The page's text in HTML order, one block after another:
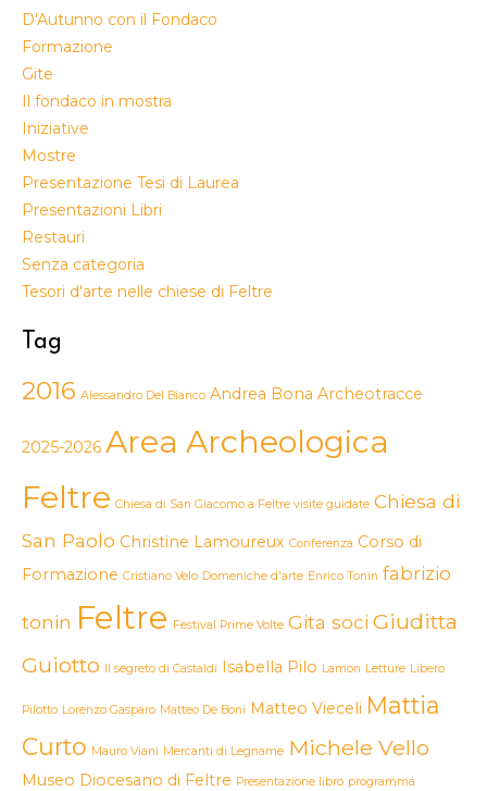
D'Autunno con il Fondaco
Formazione
Gite
Il fondaco in mostra
Iniziative
Mostre
Presentazione Tesi di Laurea
Presentazioni Libri
Restauri
Senza categoria
Tesori d'arte nelle chiese di Feltre
Tag
2016 Alessandro Del Bianco Andrea Bona Archeotracce
2025-2026 Area Archeologica
Feltre Chiesa di San Giacomo a Feltre visite guidate Chiesa di
San Paolo Christine Lamoureux Conferenza Corso di
Formazione Cristiano Velo Domeniche d'arte Enrico Tonin fabrizio
tonin Feltre Festival Prime Volte Gita soci Giuditta
Guiotto Il segreto di Castaldi Isabella Pilo Lamon Letture Libero
Pilotto Lorenzo Gasparo Matteo De Boni Matteo Vieceli Mattia
Curto Mauro Viani Mercanti di Legname Michele Vello
Museo Diocesano di Feltre Presentazione libro programma